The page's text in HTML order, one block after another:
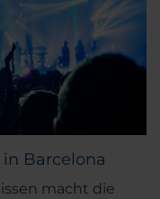
Barcelona
macht die